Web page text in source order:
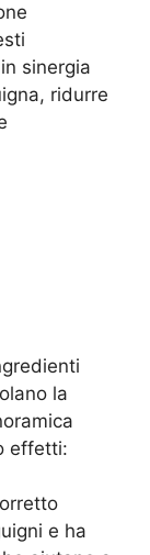
sinergia
ridurre
la
effetti:
e ha